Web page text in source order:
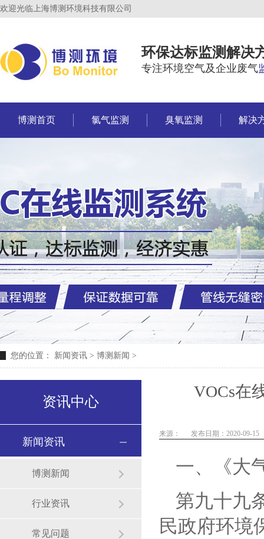
欢迎光临上海博测环境科技有限公司
环保达标监测解决
专注环境空气及企业废气
博测首页 氯气监测 臭氧监测 解决
您的位置： 新闻资讯 > 博测新闻 >
资讯中心
新闻资讯
博测新闻
行业资讯
常见问题
VOCs在
来源： 发布日期：2020-09-15
一、
《
第九十九
民政府环境